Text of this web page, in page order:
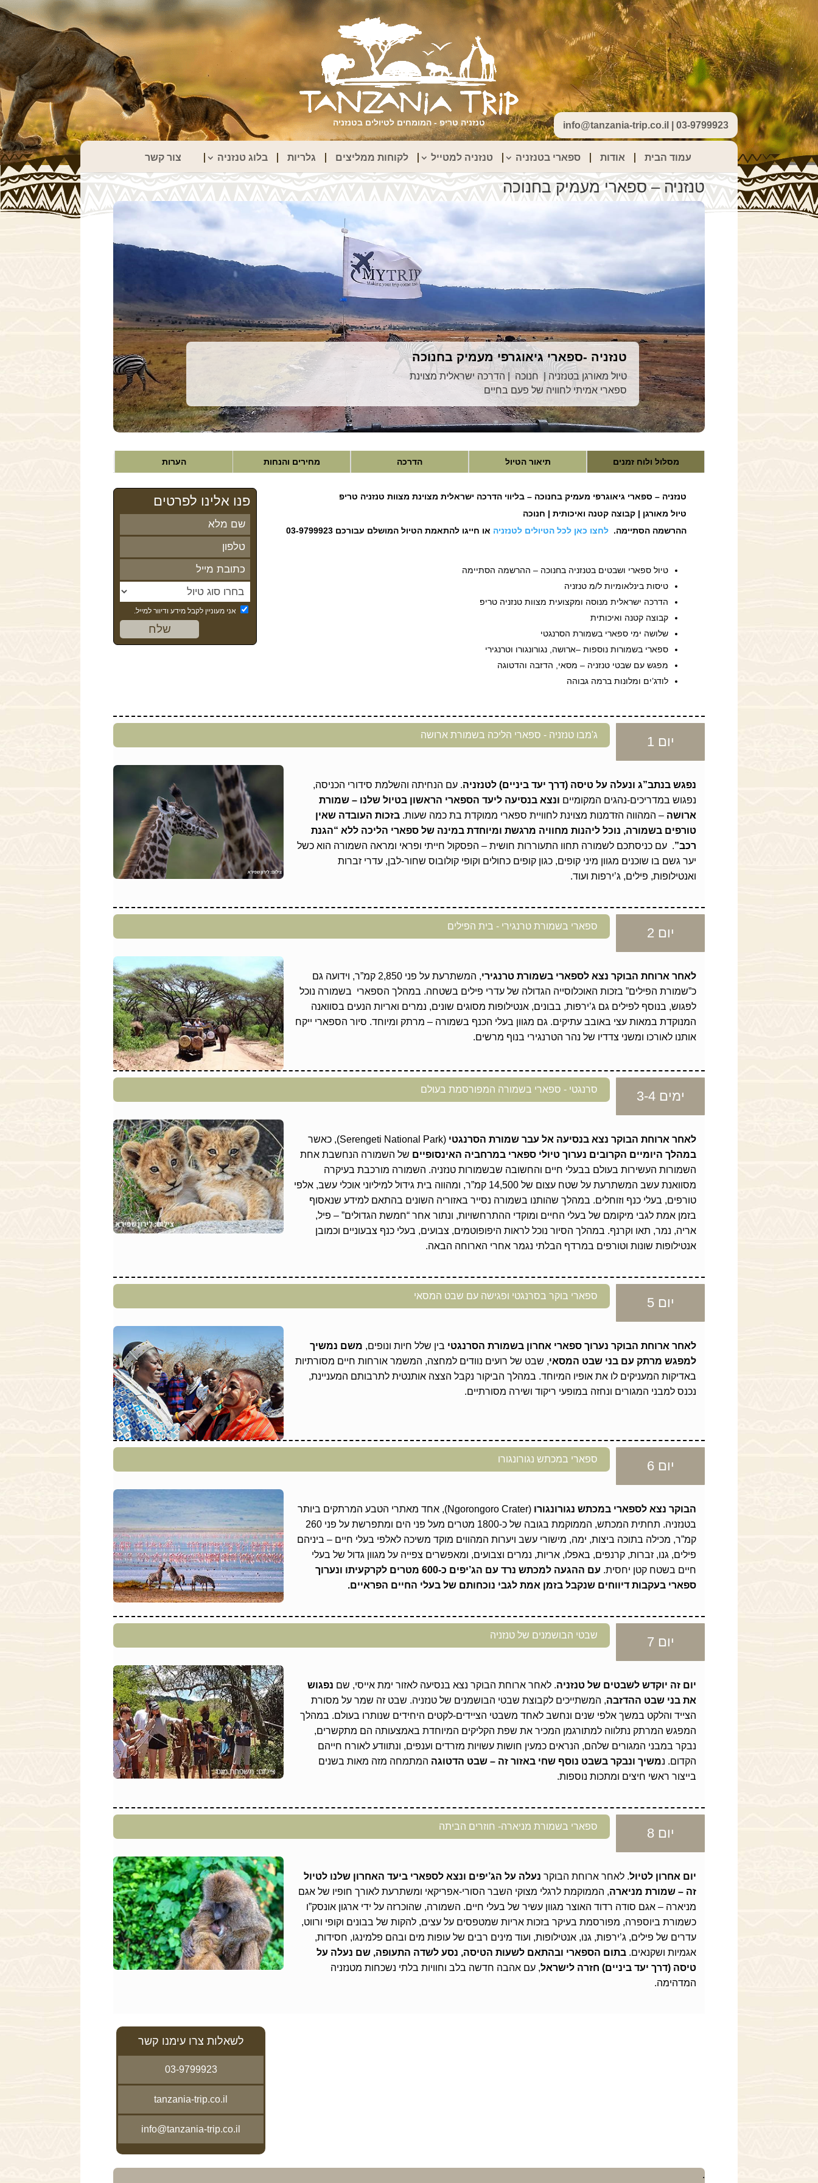
טנזניה טריפ - המומחים לטיולים בטנזניה info@tanzania-trip.co.il | 03-9799923
עמוד הבית אודות ספארי בטנזניה טנזניה למטייל לקוחות ממליצים גלריות בלוג טנזניה צור קשר
טנזניה – ספארי מעמיק בחנוכה
טנזניה -ספארי גיאוגרפי מעמיק בחנוכה
טיול מאורגן בטנזניה | חנוכה | הדרכה ישראלית מצוינת
ספארי אמיתי לחוויה של פעם בחיים
מסלול ולוח זמנים תיאור הטיול הדרכה מחירים והנחות הערות
טנזניה – ספארי גיאוגרפי מעמיק בחנוכה – בליווי הדרכה ישראלית מצוינת מצוות טנזניה טריפ
טיול מאורגן | קבוצה קטנה ואיכותית | חנוכה
ההרשמה הסתיימה. לחצו כאן לכל הטיולים לטנזניה או חייגו להתאמת הטיול המושלם עבורכם 03-9799923
טיול ספארי ושבטים בטנזניה בחנוכה – ההרשמה הסתיימה
טיסות בינלאומיות ל/מ טנזניה
הדרכה ישראלית מנוסה ומקצועית מצוות טנזניה טריפ
קבוצה קטנה ואיכותית
שלושה ימי ספארי בשמורת הסרנגטי
ספארי בשמורות נוספות –ארושה, נגורונגורו וטרנגירי
מפגש עם שבטי טנזניה – מסאי, הדזבה והדטוגה
לודג’ים ומלונות ברמה גבוהה
פנו אלינו לפרטים
אני מעוניין לקבל מידע ודיוור למייל.
ג'מבו טנזניה - ספארי הליכה בשמורת ארושה יום 1
נפגש בנתב”ג ונעלה על טיסה (דרך יעד ביניים) לטנזניה. עם הנחיתה והשלמת סידורי הכניסה,
נפגוש במדריכים-נהגים המקומיים ונצא בנסיעה ליעד הספארי הראשון בטיול שלנו – שמורת
ארושה – המהווה הזדמנות מצוינת לחוויית ספארי ממוקדת בת כמה שעות. בזכות העובדה שאין
טורפים בשמורה, נוכל ליהנות מחוויה מרגשת ומיוחדת במינה של ספארי הליכה ללא “הגנת
רכב”. עם כניסתכם לשמורה תחוו התעוררות חושית – הפסקול חייתי ופראי ומראה השמורה הוא כשל
יער גשם בו שוכנים מגוון מיני קופים, כגון קופים כחולים וקופי קולובוס שחור-לבן, עדרי זברות
ואנטילופות, פילים, ג’ירפות ועוד.
ספארי בשמורת טרנגירי - בית הפילים יום 2
לאחר ארוחת הבוקר נצא לספארי בשמורת טרנגירי
, המשתרעת על פני 2,850 קמ”ר, וידועה גם
כ”שמורת הפילים” בזכות האוכלוסייה הגדולה של עדרי פילים בשטחה. במהלך הספארי בשמורה נוכל
לפגוש, בנוסף לפילים גם ג’ירפות, בבונים, אנטילופות מסוגים שונים, נמרים ואריות הנעים בסוואנה
המנוקדת במאות עצי באובב עתיקים. גם מגוון בעלי הכנף בשמורה – מרתק ומיוחד. סיור הספארי ייקח
אותנו לאורכו ומשני צדדיו של נהר הטרנגירי בנוף מרשים.
סרנגטי - ספארי בשמורה המפורסמת בעולם ימים 3-4
לאחר ארוחת הבוקר נצא בנסיעה אל עבר שמורת הסרנגטי (Serengeti National Park), כאשר
במהלך היומיים הקרובים נערוך טיולי ספארי במרחביה האינסופיים של השמורה הנחשבת אחת
השמורות העשירות בעולם בבעלי חיים והחשובה שבשמורות טנזניה. השמורה מורכבת בעיקרה
מסוואנת עשב המשתרעת על שטח עצום של 14,500 קמ”ר, ומהווה בית גידול למיליוני אוכלי עשב, אלפי
טורפים, בעלי כנף וזוחלים. במהלך שהותנו בשמורה נסייר באזוריה השונים בהתאם למידע שנאסוף
בזמן אמת לגבי מיקומם של בעלי החיים ומוקדי ההתרחשויות, ונתור אחר “חמשת הגדולים” – פיל,
אריה, נמר, תאו וקרנף. במהלך הסיור נוכל לראות היפופוטמים, צבועים, בעלי כנף צבעוניים וכמובן
אנטילופות שונות וטורפים במרדף הבלתי נגמר אחרי הארוחה הבאה.
ספארי בוקר בסרנגטי ופגישה עם שבט המסאי יום 5
לאחר ארוחת הבוקר נערוך ספארי אחרון בשמורת הסרנגטי בין שלל חיות ונופים, משם נמשיך
למפגש מרתק עם בני שבט המסאי, שבט של רועים נוודים למחצה, המשמר אורחות חיים מסורתיות
באדיקות המעניקים לו את אופיו המיוחד. במהלך הביקור נקבל הצצה אותנטית לתרבותם המעניינת,
נכנס למבני המגורים ונחזה במופעי ריקוד ושירה מסורתיים.
ספארי במכתש נגורונגורו יום 6
הבוקר נצא לספארי במכתש נגורונגורו
(Ngorongoro Crater), אחד מאתרי הטבע המרתקים ביותר
בטנזניה. תחתית המכתש, הממוקמת בגובה של כ-1800 מטרים מעל פני הים ומתפרשת על פני 260
קמ”ר, מכילה בתוכה ביצות, ימה, מישורי עשב ויערות המהווים מוקד משיכה לאלפי בעלי חיים – ביניהם
פילים, גנו, זברות, קרנפים, באפלו, אריות, נמרים וצבועים, ומאפשרים צפייה על מגוון גדול של בעלי
חיים בשטח קטן יחסית.
עם ההגעה למכתש נרד עם הג’יפים כ-600 מטרים לקרקעיתו ונערוך
ספארי בעקבות דיווחים שנקבל בזמן אמת לגבי נוכחותם של בעלי החיים הפראיים.
שבטי הבושמנים של טנזניה יום 7
יום זה יוקדש לשבטים של טנזניה. לאחר ארוחת הבוקר נצא בנסיעה לאזור ימת אייסי, שם נפגוש
את בני שבט ההדזבה, המשתייכים לקבוצת שבטי הבושמנים של טנזניה. שבט זה שמר על מסורת
הצייד והלקט במשך אלפי שנים ונחשב לאחד משבטי הציידים-לקטים היחידים שנותרו בעולם. במהלך
המפגש המרתק נתלווה למתורגמן המכיר את שפת הקליקים המיוחדת באמצעותה הם מתקשרים,
נבקר במבני המגורים שלהם, הנראים כמעין חושות עשויות מזרדים וענפים, ונתוודע לאורח חייהם
הקדום. נמשיך ונבקר בשבט נוסף שחי באזור זה – שבט הדטוגה המתמחה מזה מאות בשנים
בייצור ראשי חיצים ומתכות נוספות.
ספארי בשמורת מניארה- חוזרים הביתה יום 8
יום אחרון לטיול. לאחר ארוחת הבוקר נעלה על הג’יפים ונצא לספארי ביעד האחרון שלנו לטיול
זה – שמורת מניארה, הממוקמת לרגלי מצוקי השבר הסורי-אפריקאי ומשתרעת לאורך חופיו של אגם
מניארה – אגם סודה רדוד האוצר מגוון עשיר של בעלי חיים. השמורה, שהוכרזה על ידי ארגון אונסק”ו
כשמורת ביוספרה, מפורסמת בעיקר בזכות אריות שמטפסים על עצים, להקות של בבונים וקופי ורווט,
עדרים של פילים, ג’ירפות, גנו, אנטילופות, ועוד מינים רבים של עופות מים ובהם פלמינגו, חסידות,
אגמיות ושקנאים. בתום הספארי ובהתאם לשעות הטיסה, נסע לשדה התעופה, שם נעלה על
טיסה (דרך יעד ביניים) חזרה לישראל, עם אהבה חדשה בלב וחוויות בלתי נשכחות מטנזניה
המדהימה.
לשאלות צרו עימנו קשר
03-9799923
tanzania-trip.co.il
info@tanzania-trip.co.il
.